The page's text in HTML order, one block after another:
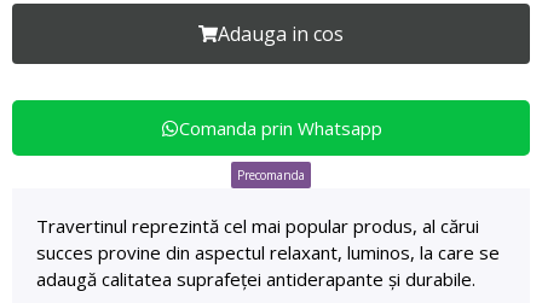
Adauga in cos
Comanda prin Whatsapp
Precomanda
Travertinul reprezintă cel mai popular produs, al cărui
succes provine din aspectul relaxant, luminos, la care se
adaugă calitatea suprafeței antiderapante și durabile.